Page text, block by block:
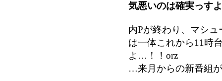
気悪いのは確実っす
内Pが終わり、マシ
は一体これから11時
よ…！！orz
…来月からの新番組